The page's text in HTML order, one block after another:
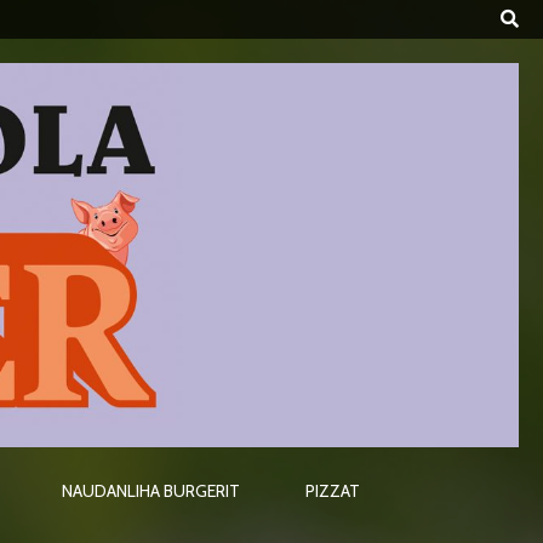
NAUDANLIHA BURGERIT PIZZAT